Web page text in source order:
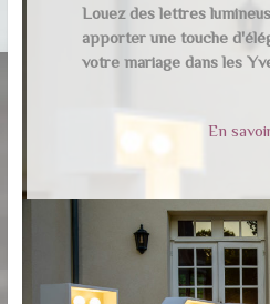
Louez des lettres
apporter une touche
votre mariage dans les
En